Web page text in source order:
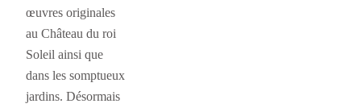
œuvres originales
au Château du roi
Soleil ainsi que
dans les somptueux
jardins. Désormais